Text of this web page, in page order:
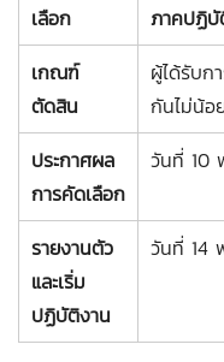
เลือก ภาคปฏิ
เกณฑ์
ตัดสิน
ผู้ได้รับก
กันไม่น้อ
ประกาศผล
การคัดเลือก
วันที่ 10
รายงานตัว
และเริ่ม
ปฏิบัติงาน
วันที่ 14